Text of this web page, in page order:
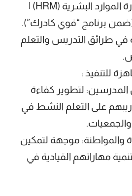
• دورة تدريبية في إدارة الموارد البشرية (HRM) |
برنامج “قوي كادرك”).
طرائق التدريس والتعلم
للتنفيذ :
لتطوير كفاءة
على التعلم النشط في
والمواطنة: موجهة لتمكين
مهاراتهم القيادية في